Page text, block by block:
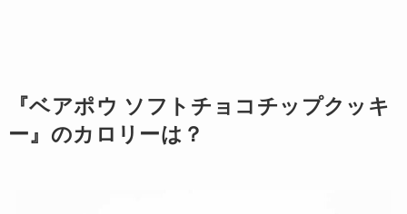
『ベアポウ ソフトチョコチップクッキ
ー』のカロリーは？